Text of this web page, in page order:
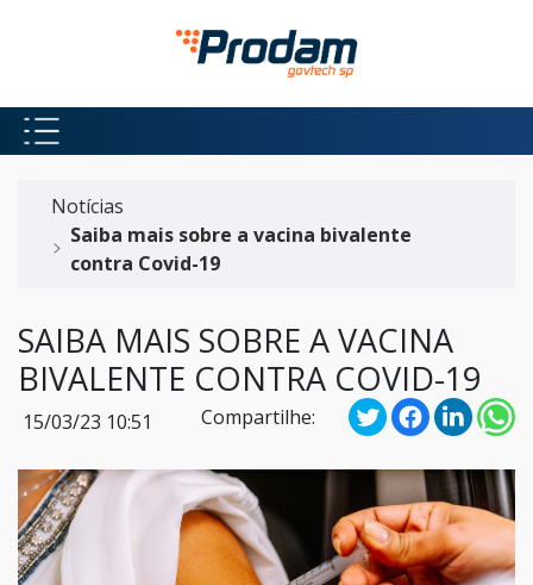
Pular para o Conteúdo principal
Notícias
Saiba mais sobre a vacina bivalente
contra Covid-19
SAIBA MAIS SOBRE A VACINA
BIVALENTE CONTRA COVID-19
15/03/23 10:51 Compartilhe: